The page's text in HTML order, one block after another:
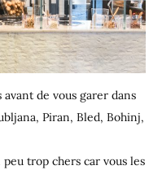
de vous garer dans
Piran, Bled, Bohinj,
trop chers car vous les